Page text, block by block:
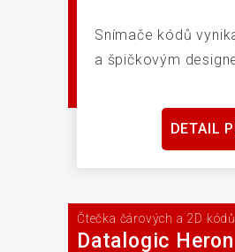
Snímače kódů
a špičkovým
DETAIL
Čtečka čárových a 2D kódů
Datalogic